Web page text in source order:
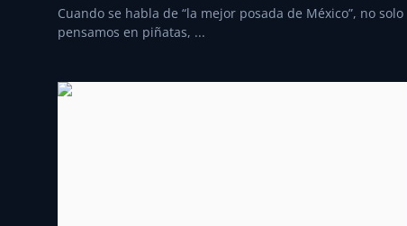
Cuando se habla de “la mejor posada de México”, no solo
pensamos en piñatas, ...